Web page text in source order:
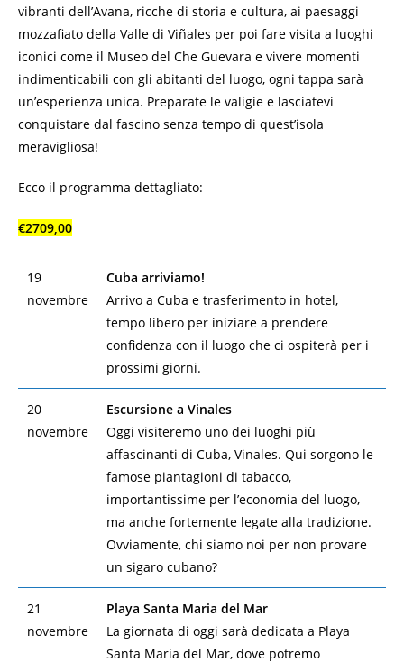
vibranti dell’Avana, ricche di storia e cultura, ai paesaggi
mozzafiato della Valle di Viñales per poi fare visita a luoghi
iconici come il Museo del Che Guevara e vivere momenti
indimenticabili con gli abitanti del luogo, ogni tappa sarà
un’esperienza unica. Preparate le valigie e lasciatevi
conquistare dal fascino senza tempo di quest’isola
meravigliosa!
Ecco il programma dettagliato:
€2709,00
19
novembre
Cuba arriviamo!
Arrivo a Cuba e trasferimento in hotel,
tempo libero per iniziare a prendere
confidenza con il luogo che ci ospiterà per i
prossimi giorni.
20
novembre
Escursione a Vinales
Oggi visiteremo uno dei luoghi più
affascinanti di Cuba, Vinales. Qui sorgono le
famose piantagioni di tabacco,
importantissime per l’economia del luogo,
ma anche fortemente legate alla tradizione.
Ovviamente, chi siamo noi per non provare
un sigaro cubano?
21
novembre
Playa Santa Maria del Mar
La giornata di oggi sarà dedicata a Playa
Santa Maria del Mar, dove potremo